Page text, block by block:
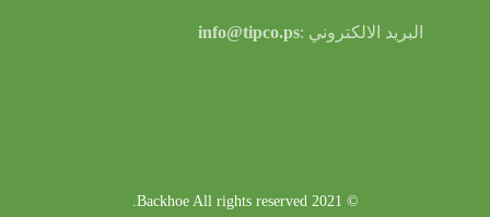
البريد الالكتروني :info@tipco.ps
© 2021 Backhoe All rights reserved.